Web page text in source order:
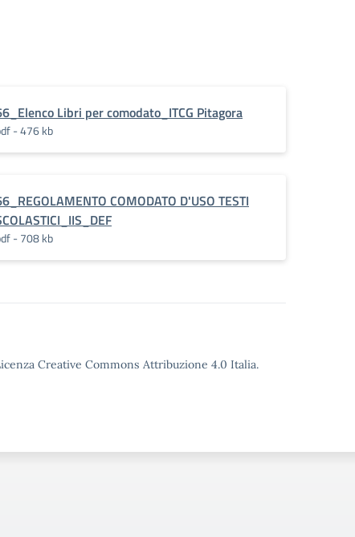
Libri per comodato_ITCG Pitagora
- 476 kb
COMODATO D'USO TESTI
- 708 kb
Creative Commons Attribuzione 4.0 Italia.